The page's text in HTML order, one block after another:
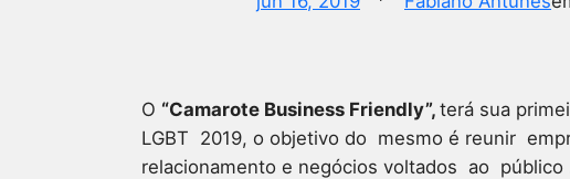
O “Camarote Business Friendly”, terá sua
LGBT 2019, o objetivo do mesmo é reunir
relacionamento e negócios voltados ao público